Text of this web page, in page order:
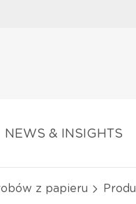
NEWS & INSIGHTS
z papieru